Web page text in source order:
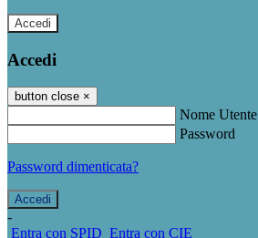
Accedi
Accedi
button close ×
Nome Utente
Password
Password dimenticata?
-
Entra con SPID Entra con CIE